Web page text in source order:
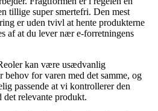
tillige super smertefri. Den mest
er uden tvivl at hente produkterne
af at du lever nær e-forretningens
kan være usædvanlig
behov for varen med det samme, og
passende at vi kontrollerer den
det relevante produkt.